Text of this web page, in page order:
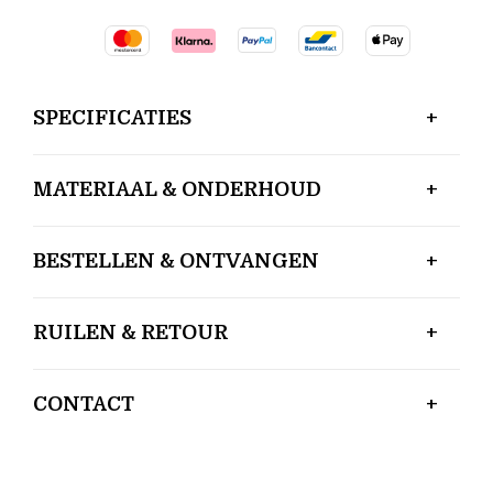
SPECIFICATIES
MATERIAAL & ONDERHOUD
BESTELLEN & ONTVANGEN
RUILEN & RETOUR
CONTACT